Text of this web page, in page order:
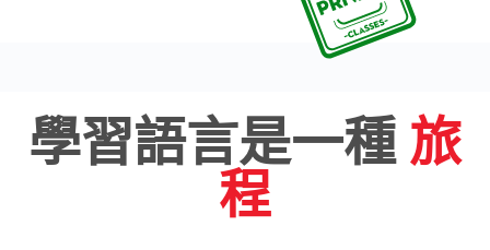
學習語言是一種 旅
程